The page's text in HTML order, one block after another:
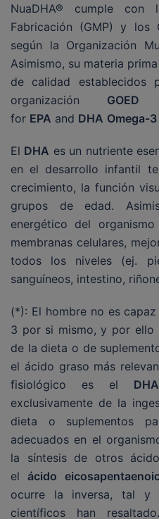
NuaDHA® cumple con
Fabricación (GMP) y los
según la Organización
Asimismo, su materia
de calidad
organización GOED
for EPA and DHA Omega-3
El DHA es un nutriente
en el desarrollo infantil
crecimiento, la función
grupos de edad.
energético del
membranas celulares,
todos los niveles (ej.
sanguíneos, intestino,
(*): El hombre no es
3 por si mismo, y por ello
de la dieta o de
el ácido graso más
fisiológico es el DHA
exclusivamente de la
dieta o suplementos
adecuados en el
la síntesis de otros
elácido
ocurre la inversa, tal y
científicos han